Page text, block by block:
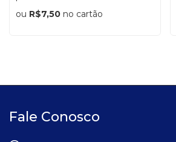
ou R$7,50 no cartão
Fale Conosco